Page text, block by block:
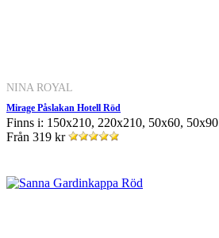
NINA ROYAL
Mirage Påslakan Hotell Röd
Finns i: 150x210, 220x210, 50x60, 50x90
Från 319 kr